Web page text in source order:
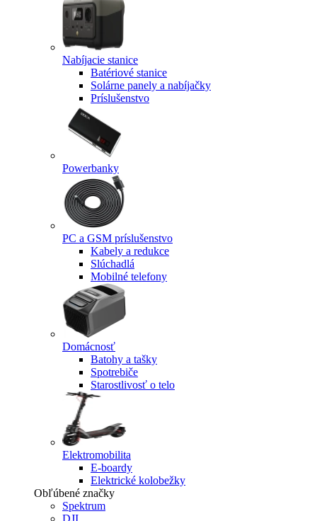
Nabíjacie stanice
Batériové stanice
Solárne panely a nabíjačky
Príslušenstvo
Powerbanky
PC a GSM príslušenstvo
Kabely a redukce
Slúchadlá
Mobilné telefony
Domácnosť
Batohy a tašky
Spotrebiče
Starostlivosť o telo
Elektromobilita
E-boardy
Elektrické kolobežky
Obľúbené značky
Spektrum